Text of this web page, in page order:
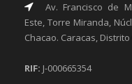
Av. Francisco de
Este, Torre Miranda,
Chacao. Caracas, Distrito
RIF: J-000665354